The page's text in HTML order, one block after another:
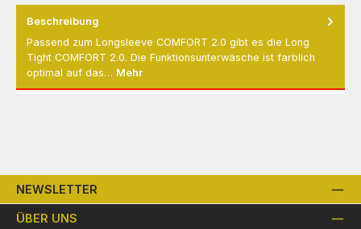
Beschreibung
Passend zum Longsleeve COMFORT 2.0 gibt es die Long
Tight COMFORT 2.0. Die Funktionsunterwäsche ist farblich
optimal auf das… Mehr
NEWSLETTER
ÜBER UNS